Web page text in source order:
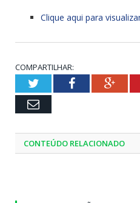
Clique aqui para
COMPARTILHAR:
TwitterFacebook
Email
CONTEÚDO RELACIONADO